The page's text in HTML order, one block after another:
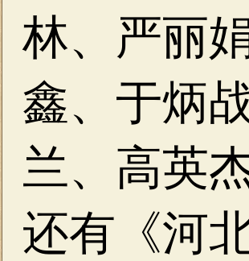
林、严丽
鑫、于炳
兰、高英
还有《河